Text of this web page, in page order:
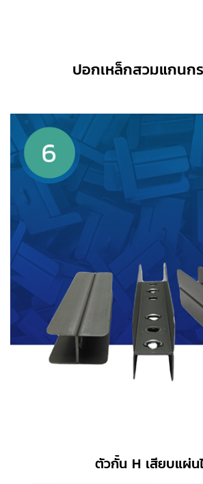
ปอกเหล็กสวมแกนก
ตัวกั้น H เสียบแผ่น